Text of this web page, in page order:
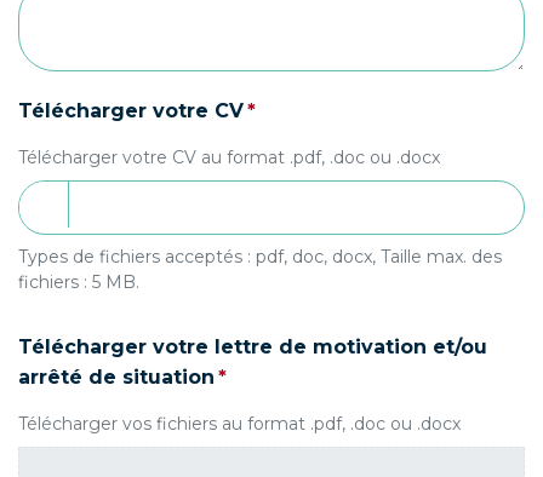
Télécharger votre CV(obligatoire)
*
Télécharger votre CV au format .pdf, .doc ou .docx
Types de fichiers acceptés : pdf, doc, docx, Taille max. des
fichiers : 5 MB.
Télécharger votre lettre de motivation et/ou
arrêté de situation (obligatoire)
*
Télécharger vos fichiers au format .pdf, .doc ou .docx